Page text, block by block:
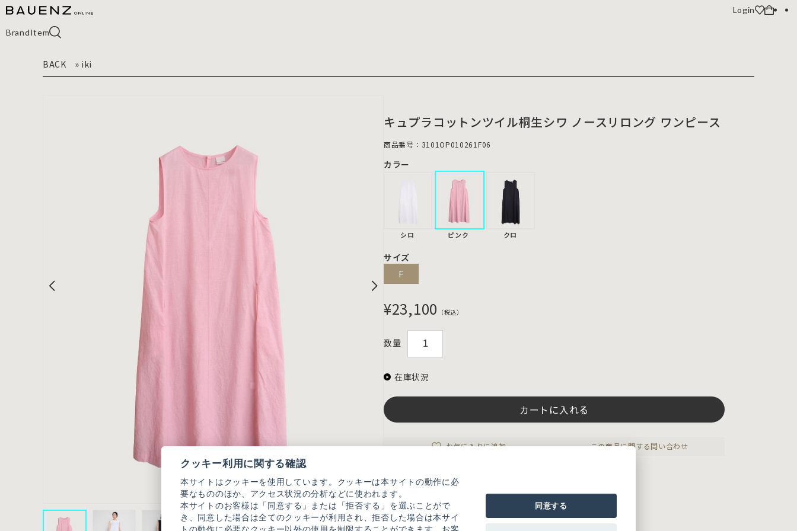
Login
BrandItem
BACK » iki
キュプラコットンツイル桐生シワ ノースリロング ワンピース
商品番号：3101OP010261F06
カラー
シロ ピンク クロ
サイズ
F
¥23,100 （税込）
数量
在庫状況
カートに入れる
お気に入りに追加 この商品に関する問い合わせ
アイテム説明
Aラインのシンプルなノースリーブワンピース。
クッキー利用に関する確認
本サイトはクッキーを使用しています。クッキーは本サイトの動作に必
要なもののほか、アクセス状況の分析などに使われます。
本サイトのお客様は「同意する」または「拒否する」を選ぶことがで
き、同意した場合は全てのクッキーが利用され、拒否した場合は本サイ
同意する